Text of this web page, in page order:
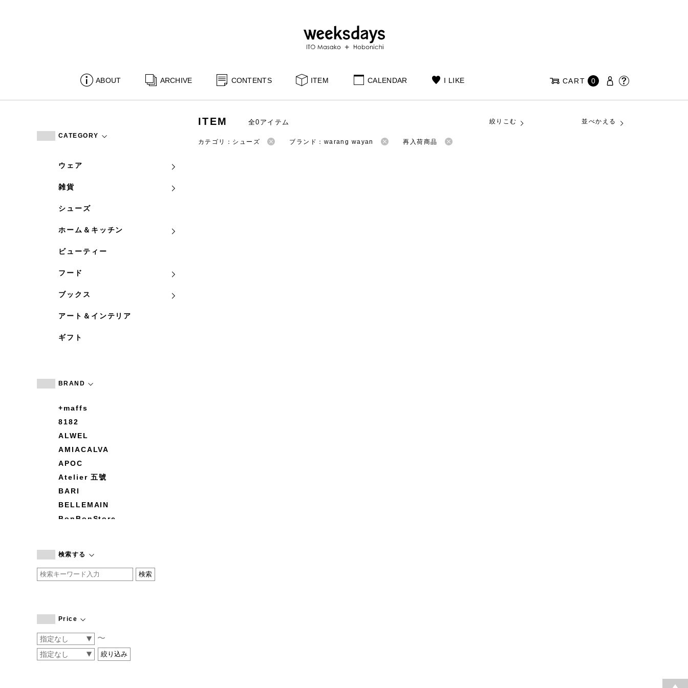
ABOUT ARCHIVE CONTENTS ITEM CALENDAR I LIKE CART 0
CATEGORY
ウェア
雑貨
シューズ
ホーム＆キッチン
ビューティー
フード
ブックス
アート＆インテリア
ギフト
BRAND
+maffs
8182
ALWEL
AMIACALVA
APOC
Atelier 五號
BARI
BELLEMAIN
BonBonStore
by basics
CATWORTH
COGTHEBIGSMOKE
CONVERSE
DEAN & DELUCA
検索する
Price
〜
ITEM 全0アイテム 絞りこむ 並べかえる
カテゴリ：シューズ ブランド：warang wayan 再入荷商品